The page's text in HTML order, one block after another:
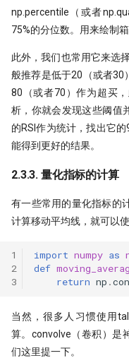
np.percentile（或者
75%的分位数。用来绘制
此外，我们也常用它来选
般推荐是低于20（或者30
80（或者70）作为超买
析，你就会发现这些阈值
的RSI作为统计，找出它
能得到更好的结果。
2.3.3. 量化指标的计算
有一些常用的量化指标的
计算移动平均线，就可以
1
2
3
import numpy as
def
return np .
当然，很多人习惯使用
算。convolve（卷积）是
们这里提一下。